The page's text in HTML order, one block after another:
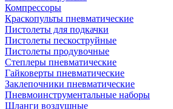
Компрессоры
Краскопульты пневматические
Пистолеты для подкачки
Пистолеты пескоструйные
Пистолеты продувочные
Степлеры пневматические
Гайковерты пневматические
Заклепочники пневматические
Пневмоинструментальные наборы
Шланги воздушные